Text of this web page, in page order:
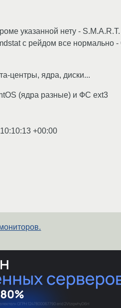
указанной нету -
с рейдом все нормально
центры, ядра, диски...
(ядра разные) и ФС ext3
+00:00